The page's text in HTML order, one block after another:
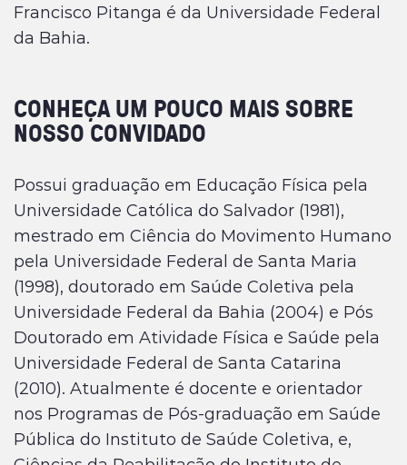
Francisco Pitanga é da Universidade Federal
da Bahia.
CONHEÇA UM POUCO MAIS SOBRE
NOSSO CONVIDADO
Possui graduação em Educação Física pela
Universidade Católica do Salvador (1981),
mestrado em Ciência do Movimento Humano
pela Universidade Federal de Santa Maria
(1998), doutorado em Saúde Coletiva pela
Universidade Federal da Bahia (2004) e Pós
Doutorado em Atividade Física e Saúde pela
Universidade Federal de Santa Catarina
(2010). Atualmente é docente e orientador
nos Programas de Pós-graduação em Saúde
Pública do Instituto de Saúde Coletiva, e,